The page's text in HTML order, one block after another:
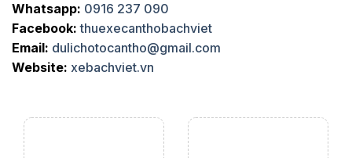
Whatsapp: 0916 237 090
Facebook: thuexecanthobachviet
Email: dulichotocantho@gmail.com
Website: xebachviet.vn